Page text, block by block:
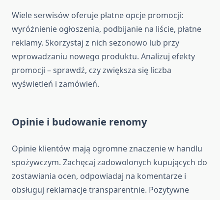
Wiele serwisów oferuje płatne opcje promocji:
wyróżnienie ogłoszenia, podbijanie na liście, płatne
reklamy. Skorzystaj z nich sezonowo lub przy
wprowadzaniu nowego produktu. Analizuj efekty
promocji – sprawdź, czy zwiększa się liczba
wyświetleń i zamówień.
Opinie i budowanie renomy
Opinie klientów mają ogromne znaczenie w handlu
spożywczym. Zachęcaj zadowolonych kupujących do
zostawiania ocen, odpowiadaj na komentarze i
obsługuj reklamacje transparentnie. Pozytywne